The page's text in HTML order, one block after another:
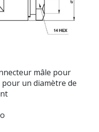
mâle pour
pour un diamètre de